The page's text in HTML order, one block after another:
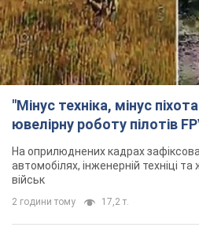
"Мінус техніка, мінус
ювелірну роботу пілотів
На оприлюднених кадрах
автомобілях, інженерній техніці та
військ
2 години тому 17,2 т.